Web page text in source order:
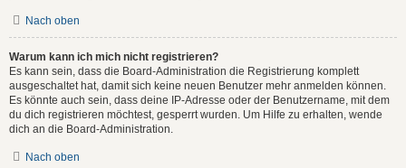
Nach oben
Warum kann ich mich nicht registrieren?
Es kann sein, dass die Board-Administration die Registrierung komplett
ausgeschaltet hat, damit sich keine neuen Benutzer mehr anmelden können.
Es könnte auch sein, dass deine IP-Adresse oder der Benutzername, mit dem
du dich registrieren möchtest, gesperrt wurden. Um Hilfe zu erhalten, wende
dich an die Board-Administration.
Nach oben